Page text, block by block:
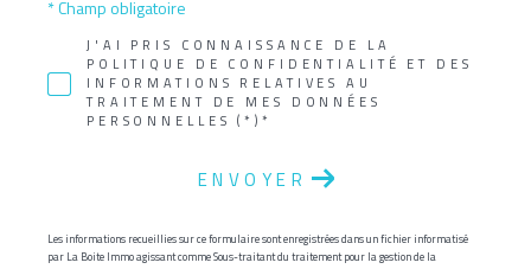
J'AI PRIS CONNAISSANCE DE LA
POLITIQUE DE CONFIDENTIALITÉ ET DES
INFORMATIONS RELATIVES AU
TRAITEMENT DE MES DONNÉES
PERSONNELLES (*)*
* Champ obligatoire
ENVOYER
Les informations recueillies sur ce formulaire sont enregistrées dans un fichier informatisé
par La Boite Immo agissant comme Sous-traitant du traitement pour la gestion de la